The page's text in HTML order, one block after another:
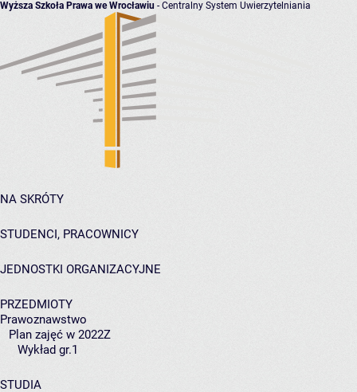
Wyższa Szkoła Prawa we Wrocławiu - Centralny System Uwierzytelniania
NA SKRÓTY
STUDENCI, PRACOWNICY
JEDNOSTKI ORGANIZACYJNE
PRZEDMIOTY
Prawoznawstwo
Plan zajęć w 2022Z
Wykład gr.1
STUDIA